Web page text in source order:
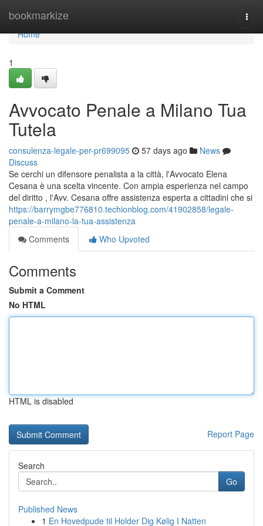
bookmarkize
Home
Home
1
Avvocato Penale a Milano Tua
Tutela
consulenza-legale-per-pr699095 57 days ago
News
Discuss
Se cerchi un difensore penalista a la città, l'Avvocato Elena
Cesana è una scelta vincente. Con ampia esperienza nel campo
del diritto , l'Avv. Cesana offre assistenza esperta a cittadini che si
https://barrymgbe776810.techionblog.com/41902858/legale-
penale-a-milano-la-tua-assistenza
Comments
Who Upvoted
Comments
Submit a Comment
No HTML
HTML is disabled
Report Page
Search
Go
Published News
1 En Hovedpude til Holder Dig Kølig I Natten